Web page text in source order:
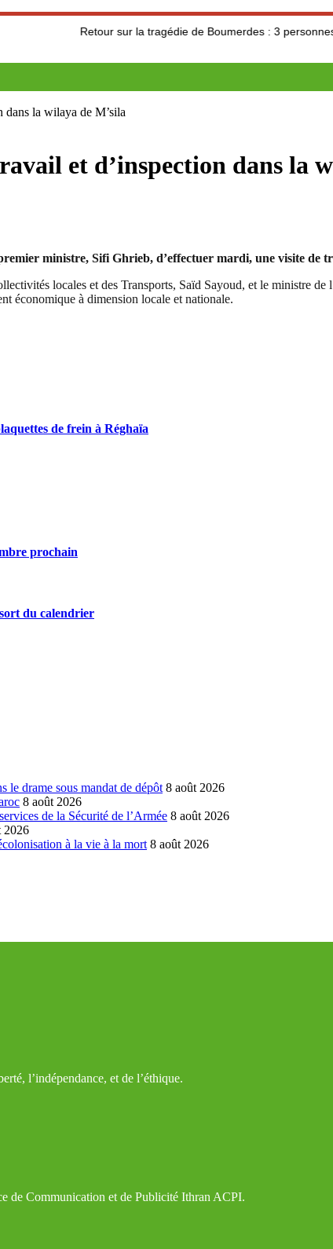
Retour sur la tragédie de Boumerdes : 3 personnes
dans la wilaya de M’sila
et d’inspection dans la
ministre, Sifi Ghrieb, d’effectuer mardi, une visite de
locales et des Transports, Saïd Sayoud, et le ministre
économique à dimension locale et nationale.
de frein à Réghaïa
prochain
du calendrier
le drame sous mandat de dépôt 8 août 2026
8 août 2026
de la Sécurité de l’Armée 8 août 2026
2026
à la vie à la mort 8 août 2026
l’indépendance, et de l’éthique.
de Communication et de Publicité Ithran ACPI.